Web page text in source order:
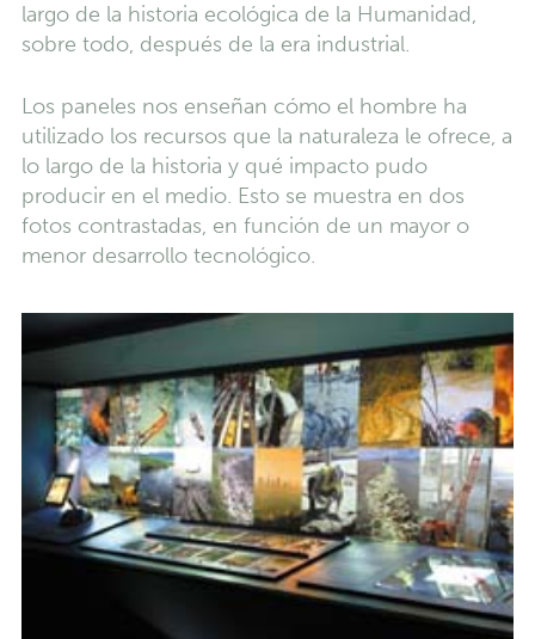
largo de la historia ecológica de la Humanidad,
sobre todo, después de la era industrial.
Los paneles nos enseñan cómo el hombre ha
utilizado los recursos que la naturaleza le ofrece, a
lo largo de la historia y qué impacto pudo
producir en el medio. Esto se muestra en dos
fotos contrastadas, en función de un mayor o
menor desarrollo tecnológico.